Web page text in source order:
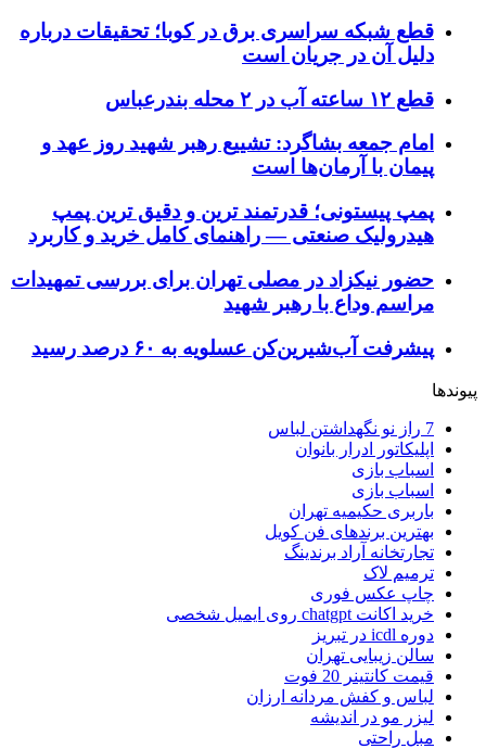
قطع شبکه سراسری برق در کوبا؛ تحقیقات درباره
دلیل آن در جریان است
قطع ۱۲ ساعته آب در ۲ محله بندرعباس
امام جمعه بشاگرد: تشییع رهبر شهید روز عهد و
پیمان با آرمان‌ها است
پمپ پیستونی؛ قدرتمند ترین و دقیق‌ ترین پمپ
هیدرولیک صنعتی — راهنمای کامل خرید و کاربرد
حضور نیکزاد در مصلی تهران برای بررسی تمهیدات
مراسم وداع با رهبر شهید
پیشرفت آب‌شیرین‌کن عسلویه به ۶۰ درصد رسید
پیوندها
7 راز نو نگهداشتن لباس
اپلیکاتور ادرار بانوان
اسباب بازی
اسباب بازی
باربری حکیمیه تهران
بهترین برندهای فن کویل
تجارتخانه آراد برندینگ
ترمیم لاک
چاپ عکس فوری
خرید اکانت chatgpt روی ایمیل شخصی
دوره icdl در تبریز
سالن زیبایی تهران
قیمت کانتینر 20 فوت
لباس و کفش مردانه ارزان
لیزر مو در اندیشه
مبل راحتی